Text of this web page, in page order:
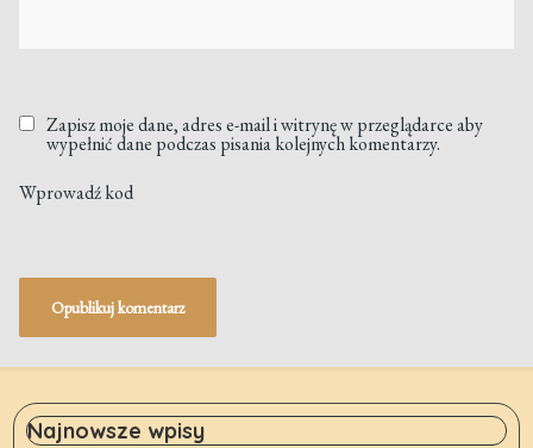
Zapisz moje dane, adres e-mail i witrynę w przeglądarce aby
wypełnić dane podczas pisania kolejnych komentarzy.
Wprowadź kod
Najnowsze wpisy